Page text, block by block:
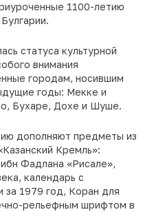
1100-летию
статуса культурной
внимания
городам, носившим
годы: Мекке и
Бухаре, Дохе и Шуше.
дополняют предметы из
Кремль»:
Фадлана «Рисале»,
календарь с
за 1979 год, Коран для
рельефным шрифтом в